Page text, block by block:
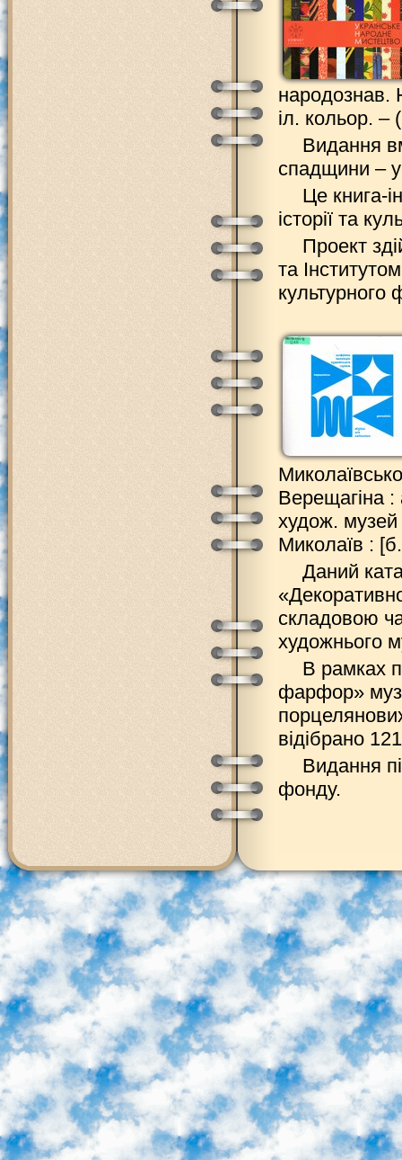
народознав.
іл. кольор. –
Видання
спадщини –
Це книга-
історії та
Проект
та
культурного
Верещагіна
худож.
Миколаїв :
Даний
складовою
художнього
В рамках
фарфор»
відібрано
Видання
фонду.